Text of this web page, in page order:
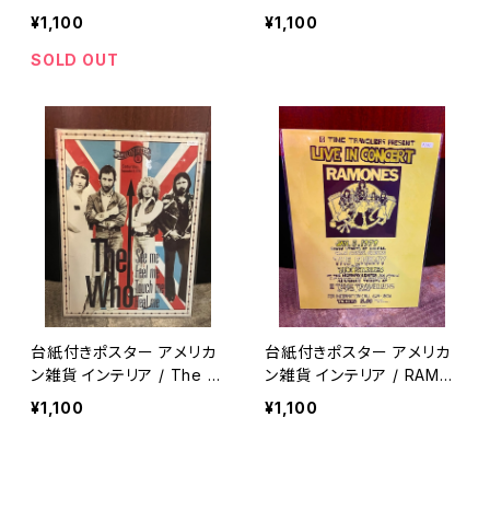
Poster / metal wall dec
or garage decor 【A168】
¥1,100
SOLD OUT
S Poster / metal wall de
cor garage decor 【A16
¥1,100
台紙付きポスター アメリカ
ン雑貨 インテリア / The W
ho metal wall decor gar
age decor 【A166】
¥1,100
台紙付きポスター アメリカ
ン雑貨 インテリア / RAMO
NES Poster / metal wall
decor garage decor 【A
¥1,100